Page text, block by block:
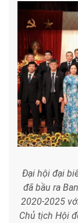
Đại hội đại
đã bầu ra
2020-2025
Chủ tịch Hội